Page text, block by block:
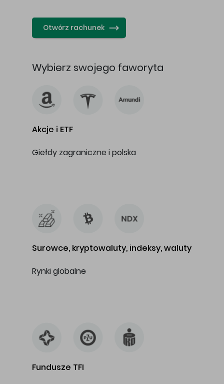
Otwórz rachunek
Wybierz swojego faworyta
Akcje i ETF
Giełdy zagraniczne i polska
Surowce, kryptowaluty, indeksy, waluty
Rynki globalne
Fundusze TFI